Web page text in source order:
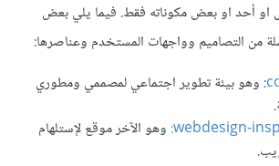
او أحد او بعض مكوناته فقط. فيما يلي بعض
من التصاميم وواجهات المستخدم وعناصرها:
: وهو بيئة تطوير اجتماعي لمصممي ومطوري
وهو الآخر موقع لإستلهام